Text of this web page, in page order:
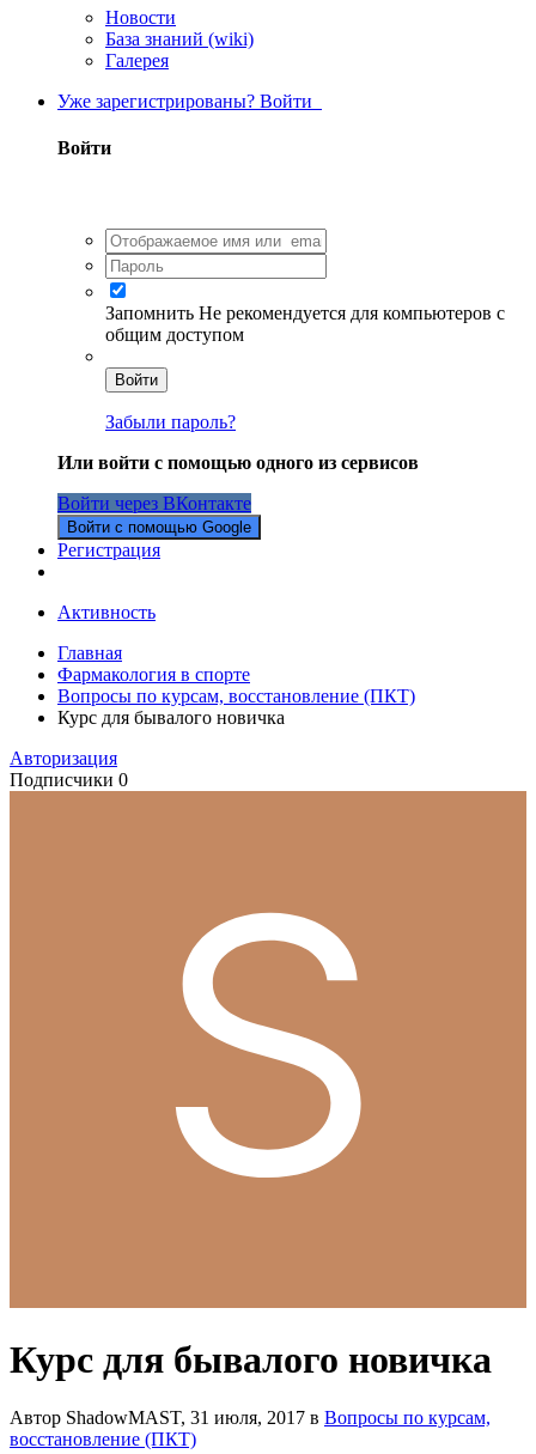
Новости
База знаний (wiki)
Галерея
Уже зарегистрированы? Войти
Войти
Запомнить Не рекомендуется для компьютеров с
общим доступом
Войти
Забыли пароль?
Или войти с помощью одного из сервисов
Войти через ВКонтакте
Войти с помощью Google
Регистрация
Активность
Главная
Фармакология в спорте
Вопросы по курсам, восстановление (ПКТ)
Курс для бывалого новичка
Авторизация
Подписчики 0
Курс для бывалого новичка
Автор ShadowMAST, 31 июля, 2017 в Вопросы по курсам,
восстановление (ПКТ)